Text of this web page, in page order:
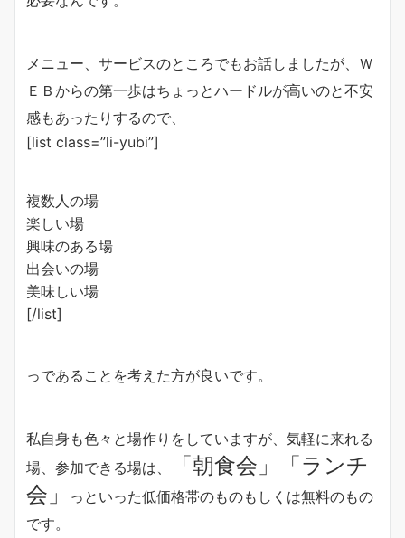
メニュー、サービスのところでもお話しましたが、Ｗ
ＥＢからの第一歩はちょっとハードルが高いのと不安
感もあったりするので、
[list class=”li-yubi”]
複数人の場
楽しい場
興味のある場
出会いの場
美味しい場
[/list]
っであることを考えた方が良いです。
私自身も色々と場作りをしていますが、気軽に来れる
場、参加できる場は、
「朝食会」
「ランチ
会」
っといった低価格帯のものもしくは無料のもの
です。